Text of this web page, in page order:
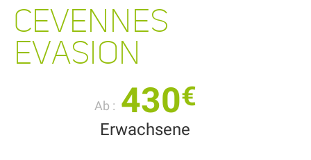
CEVENNES
EVASION
Ab : 430€
Erwachsene